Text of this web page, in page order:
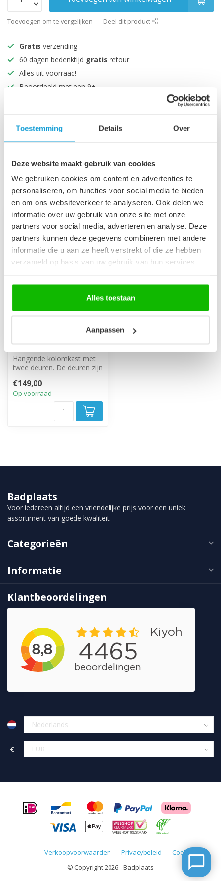
Toestemming Details Over
Deze website maakt gebruik van cookies
We gebruiken cookies om content en advertenties te
personaliseren, om functies voor social media te bieden
en om ons websiteverkeer te analyseren. Ook delen we
informatie over uw gebruik van onze site met onze
partners voor social media, adverteren en analyse. Deze
partners kunnen deze gegevens combineren met andere
informatie die u aan ze heeft verstrekt of die ze hebben
verzameld op basis van uw gebruik van hun services.
Alles toestaan
Aanpassen
Toevoegen om te vergelijken Deel dit product
Gratis verzending
60 dagen bedenktijd gratis retour
Alles uit voorraad!
Beoordeeld met een 9+
Specificaties
Recent bekeken
Badkamerkast Paso 35
hoogglans zwart
Hangende kolomkast met
twee deuren. De deuren zijn
monter...
€149,00
Op voorraad
Badplaats
Voor iedereen altijd een vriendelijke prijs voor een uniek
assortiment van goede kwaliteit.
Categorieën
Informatie
Klantbeoordelingen
€
Verkoopvoorwaarden Privacybeleid
Cookies
© Copyright 2026 - Badplaats